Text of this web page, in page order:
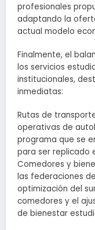
profesionales
adaptando la
actual modelo
Finalmente, el
los servicios
institucionales,
inmediatas:
Rutas de
operativas de
programa que se
para ser replicado
Comedores y
las federaciones
optimización del
comedores y el
de bienestar